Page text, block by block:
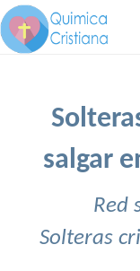
salgar
Red
Solteras